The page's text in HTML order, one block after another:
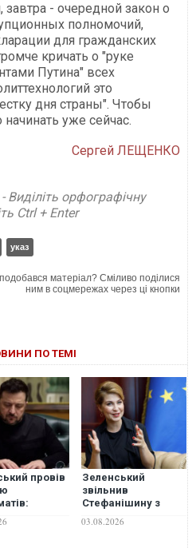
- очередной закон о
полномочий,
для гражданских
кричать о "руке
Путина" всех
это
дня страны". Чтобы
уже сейчас.
Сергей ЛЕЩЕНКО
орфографічну
Ctrl + Enter
указ
матеріал? Сміливо поділися
ним в соцмережах через ці кнопки
ПО ТЕМІ
провів
Зеленський
звільнив
Стефанішину з
США
03.08.2026